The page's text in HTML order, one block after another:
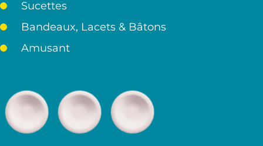
Sucettes
Bandeaux, Lacets & Bâtons
Amusant